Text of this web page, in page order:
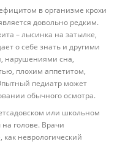
в организме крохи
довольно редким.
– лысинка на затылке,
о себе знать и другими
нарушениями сна,
плохим аппетитом,
педиатр может
обычного осмотра.
или школьном
голове. Врачи
неврологический